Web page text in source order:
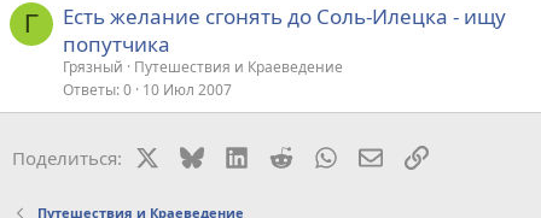
Г
Есть желание сгонять до Соль-Илецка - ищу
попутчика
Грязный
Путешествия и Краеведение
Ответы 0 10 Июл 2007
Поделиться: BlueskyLinkedIn
RedditWhatsAppЭлектронная
Ссылка
Путешествия и Краеведение